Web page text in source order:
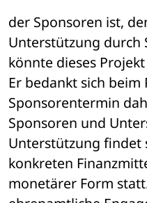
der Sponsoren ist,
Unterstützung durch
könnte dieses
Er bedankt sich beim
Sponsorentermin
Sponsoren und
Unterstützung findet
konkreten
monetärer Form